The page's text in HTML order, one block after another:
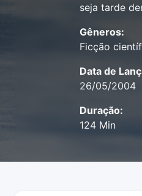
seja tarde
Gêneros:
Ficção
Data de
26/05/2004
Duração:
124 Min